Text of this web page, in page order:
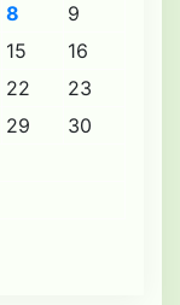
8
9
15
16
22
23
29
30